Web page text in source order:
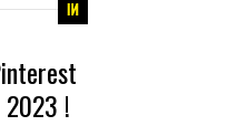
2023 !